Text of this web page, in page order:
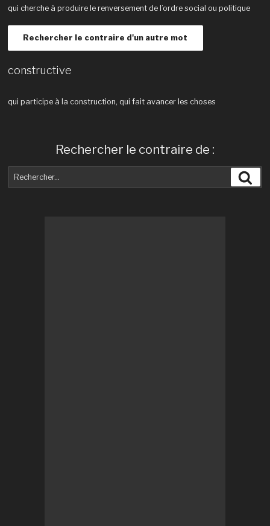
qui cherche à produire le renversement de l’ordre social ou politique
Rechercher le contraire d'un autre mot
constructive
qui participe à la construction, qui fait avancer les choses
Rechercher le contraire de :
pour